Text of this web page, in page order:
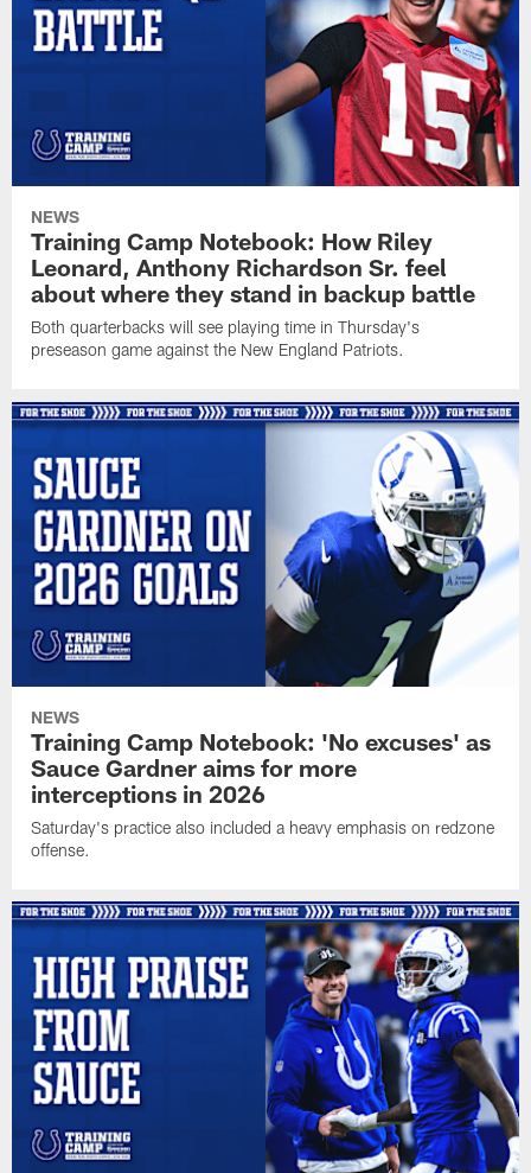
NEWS
Training Camp Notebook: How Riley
Leonard, Anthony Richardson Sr. feel
about where they stand in backup battle
Both quarterbacks will see playing time in Thursday's
preseason game against the New England Patriots.
NEWS
Training Camp Notebook: 'No excuses' as
Sauce Gardner aims for more
interceptions in 2026
Saturday's practice also included a heavy emphasis on redzone
offense.